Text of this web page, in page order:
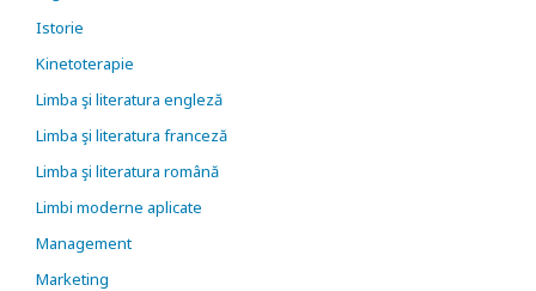
Istorie
Kinetoterapie
Limba şi literatura engleză
Limba şi literatura franceză
Limba şi literatura română
Limbi moderne aplicate
Management
Marketing